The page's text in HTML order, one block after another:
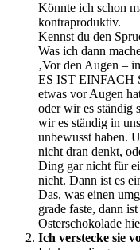
Könnte ich schon
kontraproduktiv.
Kennst du den
Was ich dann
‚Vor den Augen –
ES IST EINFACH
etwas vor Augen
oder wir es ständig
wir es ständig in
unbewusst haben.
nicht dran denkt,
Ding gar nicht für
nicht. Dann ist es
Das, was einen
grade faste, dann
Osterschokolade
Ich verstecke sie